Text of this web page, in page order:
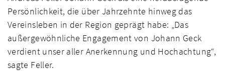
Persönlichkeit, die über Jahrzehnte hinweg das
Vereinsleben in der Region geprägt habe: „Das
außergewöhnliche Engagement von Johann Geck
verdient unser aller Anerkennung und Hochachtung“,
sagte Feller.